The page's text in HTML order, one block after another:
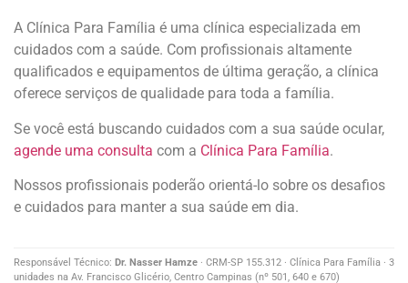
A Clínica Para Família é uma clínica especializada em
cuidados com a saúde. Com profissionais altamente
qualificados e equipamentos de última geração, a clínica
oferece serviços de qualidade para toda a família.
Se você está buscando cuidados com a sua saúde ocular,
agende uma consulta com a Clínica Para Família.
Nossos profissionais poderão orientá-lo sobre os desafios
e cuidados para manter a sua saúde em dia.
Responsável Técnico: Dr. Nasser Hamze · CRM-SP 155.312 · Clínica Para Família · 3
unidades na Av. Francisco Glicério, Centro Campinas (nº 501, 640 e 670)